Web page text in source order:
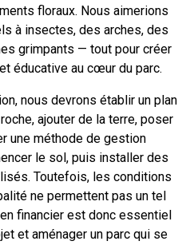
floraux. Nous aimerions
à insectes, des arches, des
grimpants — tout pour créer
éducative au cœur du parc.
nous devrons établir un plan
ajouter de la terre, poser
une méthode de gestion
le sol, puis installer des
Toutefois, les conditions
ne permettent pas un tel
financier est donc essentiel
et aménager un parc qui se